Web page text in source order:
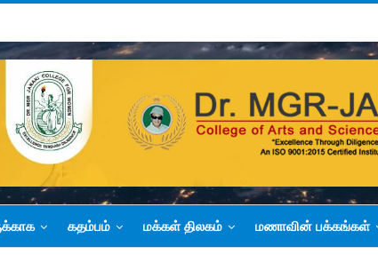
கதம்பம் மக்கள் திலகம் மணாவின் பக்கங்கள்